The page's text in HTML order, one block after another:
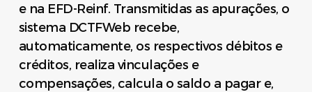
e na EFD-Reinf. Transmitidas as apurações, o
sistema DCTFWeb recebe,
automaticamente, os respectivos débitos e
créditos, realiza vinculações e
compensações, calcula o saldo a pagar e,